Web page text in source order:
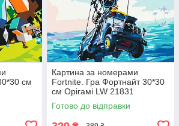
см
Картина за номерами
Fortnite. Гра Фортнайт 30*30
см Орігамі LW 21831
Готово до відправки